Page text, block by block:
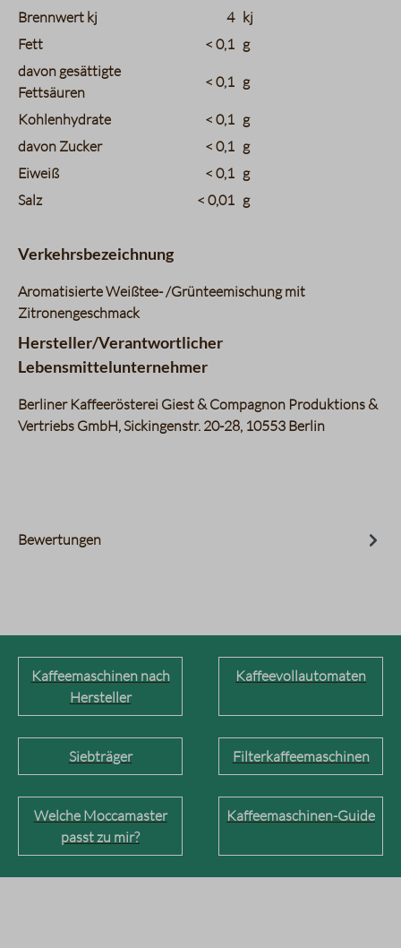
Brennwert kj
4 kj
Fett
< 0,1 g
davon gesättigte
Fettsäuren
< 0,1 g
Kohlenhydrate < 0,1 g
davon Zucker
< 0,1 g
Eiweiß
< 0,1 g
Salz
< 0,01 g
Verkehrsbezeichnung
Aromatisierte Weißtee- /Grünteemischung mit
Zitronengeschmack
Hersteller/Verantwortlicher
Lebensmittelunternehmer
Berliner Kaffeerösterei Giest & Compagnon Produktions &
Vertriebs GmbH, Sickingenstr. 20-28, 10553 Berlin
Bewertungen
Kaffeemaschinen nach
Hersteller
Kaffeevollautomaten
Siebträger Filterkaffeemaschinen
Welche Moccamaster
passt zu mir?
Kaffeemaschinen-Guide